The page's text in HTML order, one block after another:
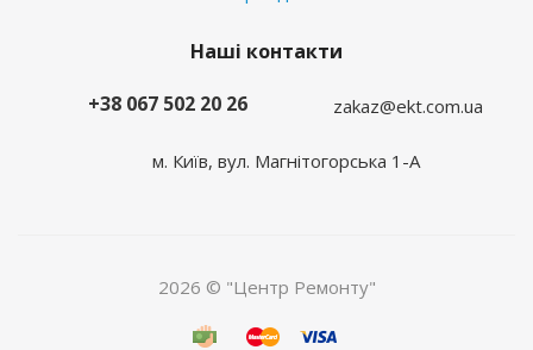
Наші контакти
+38 067 502 20 26
zakaz@ekt.com.ua
м. Київ, вул. Магнітогорська 1-А
2026 © "Центр Ремонту"